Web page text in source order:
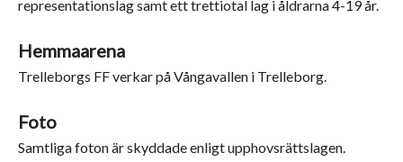
representationslag samt ett trettiotal lag i åldrarna 4-19 år.
Hemmaarena
Trelleborgs FF verkar på Vångavallen i Trelleborg.
Foto
Samtliga foton är skyddade enligt upphovsrättslagen.